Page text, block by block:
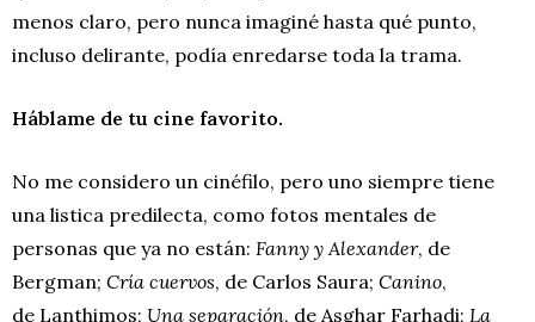
menos claro, pero nunca imaginé hasta qué punto,
incluso delirante, podía enredarse toda la trama.
Háblame de tu cine favorito.
No me considero un cinéfilo, pero uno siempre tiene
una listica predilecta, como fotos mentales de
personas que ya no están: Fanny y Alexander, de
Bergman; Cría cuervos, de Carlos Saura; Canino,
de Lanthimos; Una separación, de Asghar Farhadi; La